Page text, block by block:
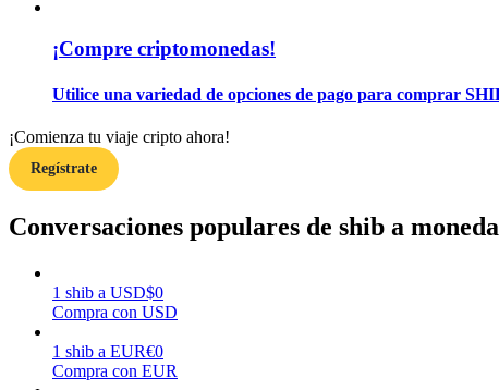
Guía
¡Compre criptomonedas!
Utilice una variedad de opciones de pago para comprar
¡Comienza tu viaje cripto ahora!
Regístrate
Conversaciones populares de shib a
1 shib a USD$0
Compra con USD
1 shib a EUR€0
Compra con EUR